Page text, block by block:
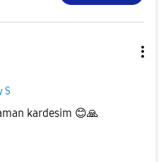
S
kardesim 😊🙏